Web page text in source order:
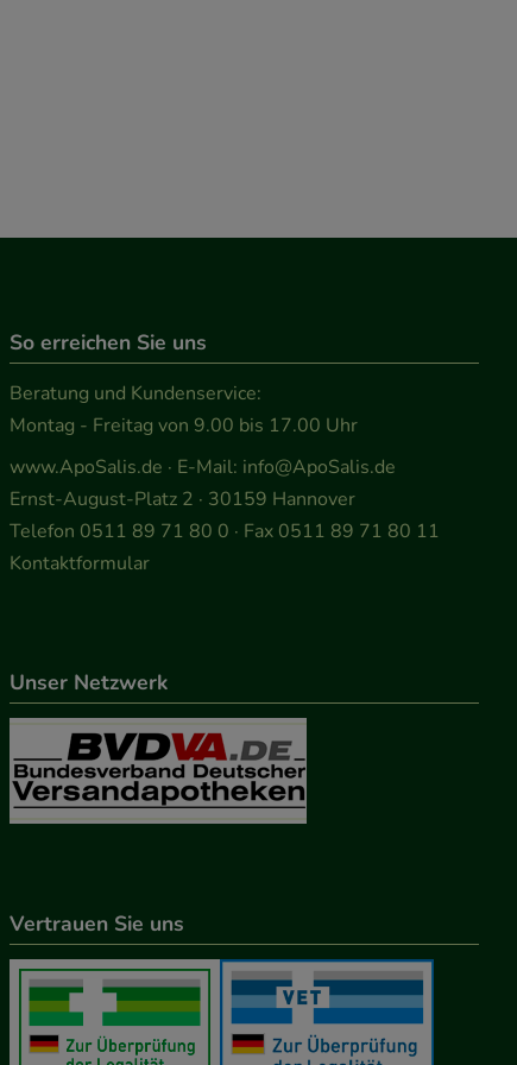
So erreichen Sie uns
Beratung und Kundenservice:
Montag - Freitag von 9.00 bis 17.00 Uhr
www.ApoSalis.de · E-Mail: info@ApoSalis.de
Ernst-August-Platz 2 · 30159 Hannover
Telefon 0511 89 71 80 0 · Fax 0511 89 71 80 11
Kontaktformular
Unser Netzwerk
Vertrauen Sie uns